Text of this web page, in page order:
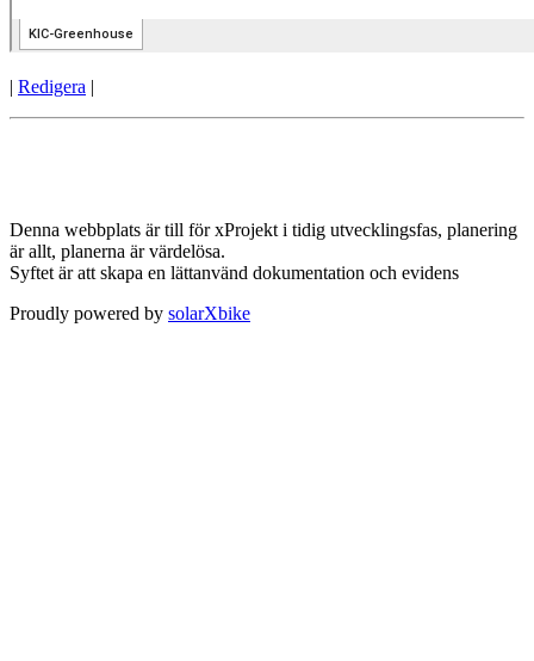
| Redigera |
Denna webbplats är till för xProjekt i tidig utvecklingsfas, planering
är allt, planerna är värdelösa.
Syftet är att skapa en lättanvänd dokumentation och evidens
Proudly powered by solarXbike